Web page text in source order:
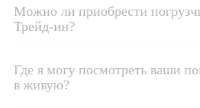
Можно ли приобрести
Трейд-ин?
Где я могу посмотреть ваши
в живую?